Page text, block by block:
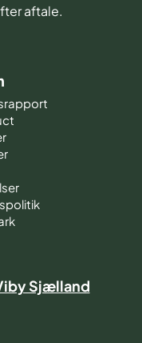
aftale.
Sjælland